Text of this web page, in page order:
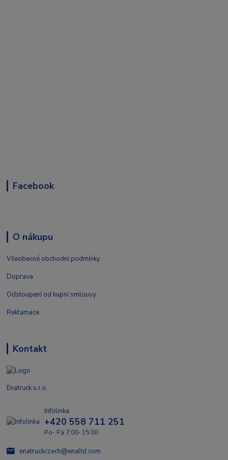
Facebook
O nákupu
Všeobecné obchodní podmínky
Doprava
Odstoupení od kupní smlouvy
Reklamace
Kontakt
Enatruck s.r.o.
Infolinka
+420 558 711 251
Po- Pá 7:00- 15:00
enatruckczech@enaltd.com